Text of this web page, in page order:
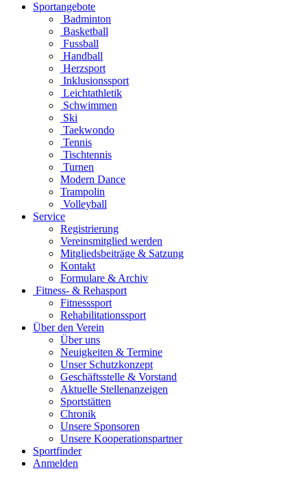
Sportangebote
Badminton
Basketball
Fussball
Handball
Herzsport
Inklusionssport
Leichtathletik
Schwimmen
Ski
Taekwondo
Tennis
Tischtennis
Turnen
Modern Dance
Trampolin
Volleyball
Service
Registrierung
Vereinsmitglied werden
Mitgliedsbeiträge & Satzung
Kontakt
Formulare & Archiv
Fitness- & Rehasport
Fitnesssport
Rehabilitationssport
Über den Verein
Über uns
Neuigkeiten & Termine
Unser Schutzkonzept
Geschäftsstelle & Vorstand
Aktuelle Stellenanzeigen
Sportstätten
Chronik
Unsere Sponsoren
Unsere Kooperationspartner
Sportfinder
Anmelden